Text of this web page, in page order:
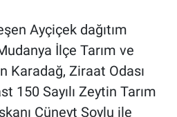
Ayçiçek dağıtım
İlçe Tarım ve
Karadağ, Ziraat Odası
150 Sayılı Zeytin Tarım
Cüneyt Soylu ile